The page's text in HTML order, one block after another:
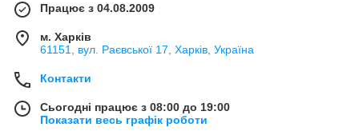
Працює з 04.08.2009
м. Харків
61151, вул. Раєвської 17, Харків, Україна
Контакти
Сьогодні працює з 08:00 до 19:00
Показати весь графік роботи